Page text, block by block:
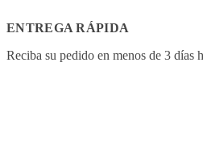
ENTREGA RÁPIDA
Reciba su pedido en menos de 3 días